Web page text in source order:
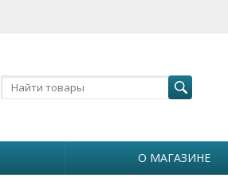
О МАГАЗИНЕ